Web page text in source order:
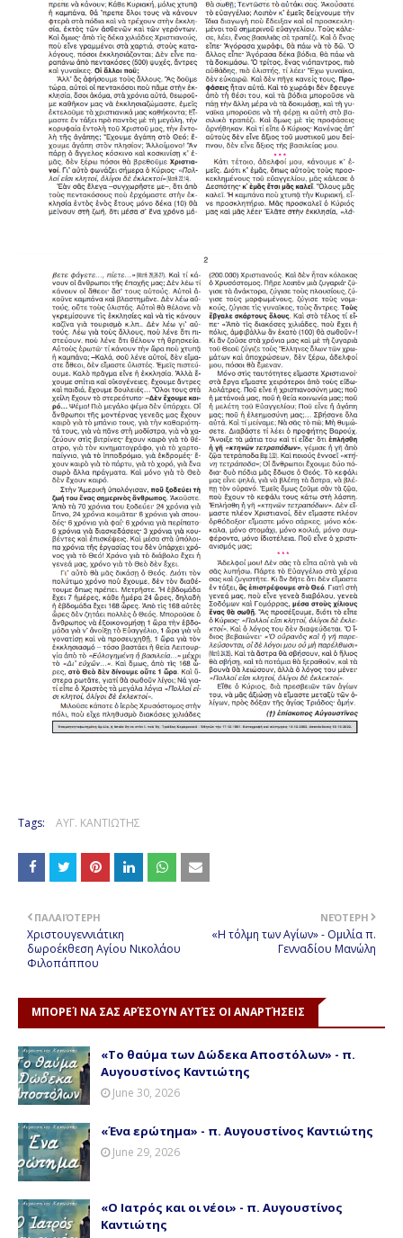
Tags: ΑΥΓ. ΚΑΝΤΙΩΤΗΣ
ΝΕΌΤΕΡΗ
«Η τόλμη των Αγίων» - Ομιλία π.
Γενναδίου Μανώλη
ΠΑΛΑΙΌΤΕΡΗ
Χριστουγεννιάτικη
δωροέκθεση Αγίου Νικολάου
Φιλοπάππου
ΜΠΟΡΕΊ ΝΑ ΣΑΣ ΑΡΈΣΟΥΝ ΑΥΤΈΣ ΟΙ ΑΝΑΡΤΉΣΕΙΣ
«Το θαύμα των Δώδεκα Αποστόλων» - π.
Αυγουστίνος Καντιώτης
June 30, 2026
«Ένα ερώτημα» - π. Αυγουστίνος Καντιώτης
June 29, 2026
«Ο Ιατρός και οι νέοι» - π. Αυγουστίνος
Καντιώτης